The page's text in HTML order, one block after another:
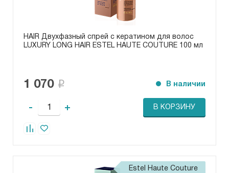
HAIR Двухфазный спрей с кератином для волос
LUXURY LONG HAIR ESTEL HAUTE COUTURE 100 мл
1 070 В наличии
- + В КОРЗИНУ
Estel Haute Couture